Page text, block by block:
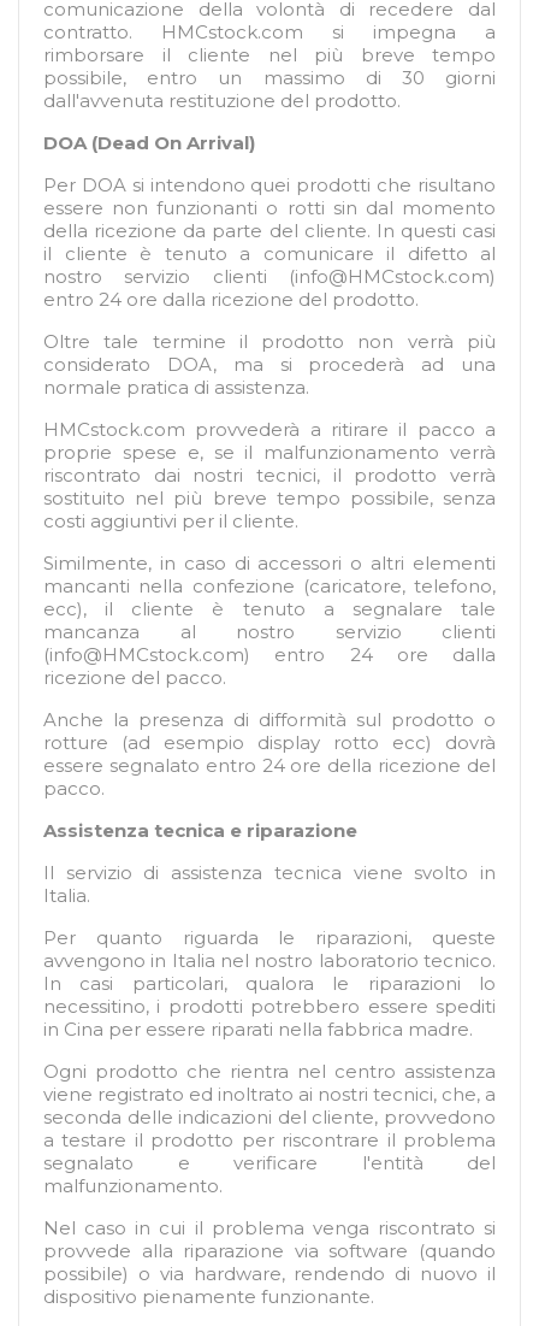
comunicazione della volontà di recedere dal
contratto. HMCstock.com si impegna a
rimborsare il cliente nel più breve tempo
possibile, entro un massimo di 30 giorni
dall'avvenuta restituzione del prodotto.
DOA (Dead On Arrival)
Per DOA si intendono quei prodotti che risultano
essere non funzionanti o rotti sin dal momento
della ricezione da parte del cliente. In questi casi
il cliente è tenuto a comunicare il difetto al
nostro servizio clienti (info@HMCstock.com)
entro 24 ore dalla ricezione del prodotto.
Oltre tale termine il prodotto non verrà più
considerato DOA, ma si procederà ad una
normale pratica di assistenza.
HMCstock.com provvederà a ritirare il pacco a
proprie spese e, se il malfunzionamento verrà
riscontrato dai nostri tecnici, il prodotto verrà
sostituito nel più breve tempo possibile, senza
costi aggiuntivi per il cliente.
Similmente, in caso di accessori o altri elementi
mancanti nella confezione (caricatore, telefono,
ecc), il cliente è tenuto a segnalare tale
mancanza al nostro servizio clienti
(info@HMCstock.com) entro 24 ore dalla
ricezione del pacco.
Anche la presenza di difformità sul prodotto o
rotture (ad esempio display rotto ecc) dovrà
essere segnalato entro 24 ore della ricezione del
pacco.
Assistenza tecnica e riparazione
Il servizio di assistenza tecnica viene svolto in
Italia.
Per quanto riguarda le riparazioni, queste
avvengono in Italia nel nostro laboratorio tecnico.
In casi particolari, qualora le riparazioni lo
necessitino, i prodotti potrebbero essere spediti
in Cina per essere riparati nella fabbrica madre.
Ogni prodotto che rientra nel centro assistenza
viene registrato ed inoltrato ai nostri tecnici, che, a
seconda delle indicazioni del cliente, provvedono
a testare il prodotto per riscontrare il problema
segnalato e verificare l'entità del
malfunzionamento.
Nel caso in cui il problema venga riscontrato si
provvede alla riparazione via software (quando
possibile) o via hardware, rendendo di nuovo il
dispositivo pienamente funzionante.